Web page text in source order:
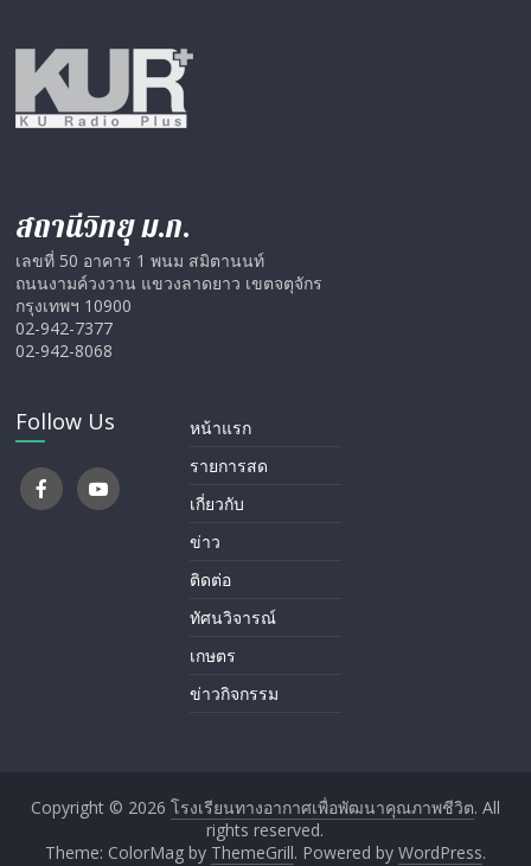
สถานีวิทยุ ม.ก.
เลขที่ 50 อาคาร 1 พนม สมิตานนท์
ถนนงามค์วงวาน แขวงลาดยาว เขตจตุจักร
กรุงเทพฯ 10900
02-942-7377
02-942-8068
Follow Us
หน้าแรก
รายการสด
เกี่ยวกับ
ข่าว
ติดต่อ
ทัศนวิจารณ์
เกษตร
ข่าวกิจกรรม
Copyright © 2026 โรงเรียนทางอากาศ​เพื่อพัฒนาคุณภาพชีวิต. All
rights reserved.
Theme: ColorMag by ThemeGrill. Powered by WordPress.